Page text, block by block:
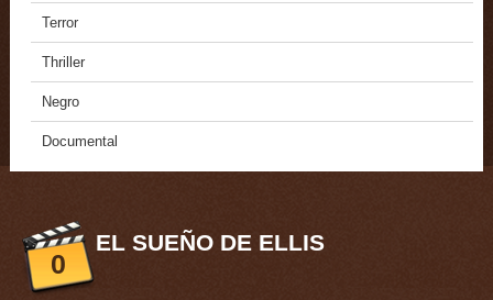
Terror
Thriller
Negro
Documental
0
EL SUEÑO DE ELLIS